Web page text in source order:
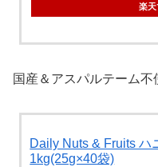
楽
国産＆アスパルテーム
Daily Nuts & Fruits ハ
1kg(25g×40袋)